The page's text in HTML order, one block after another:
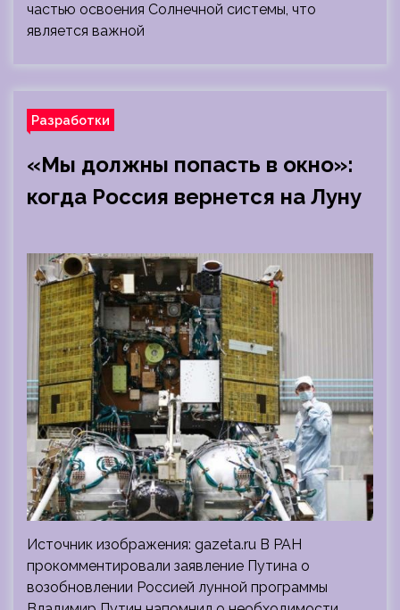
частью освоения Солнечной системы, что
является важной
Разработки
«Мы должны попасть в окно»:
когда Россия вернется на Луну
Источник изображения: gazeta.ru В РАН
прокомментировали заявление Путина о
возобновлении Россией лунной программы